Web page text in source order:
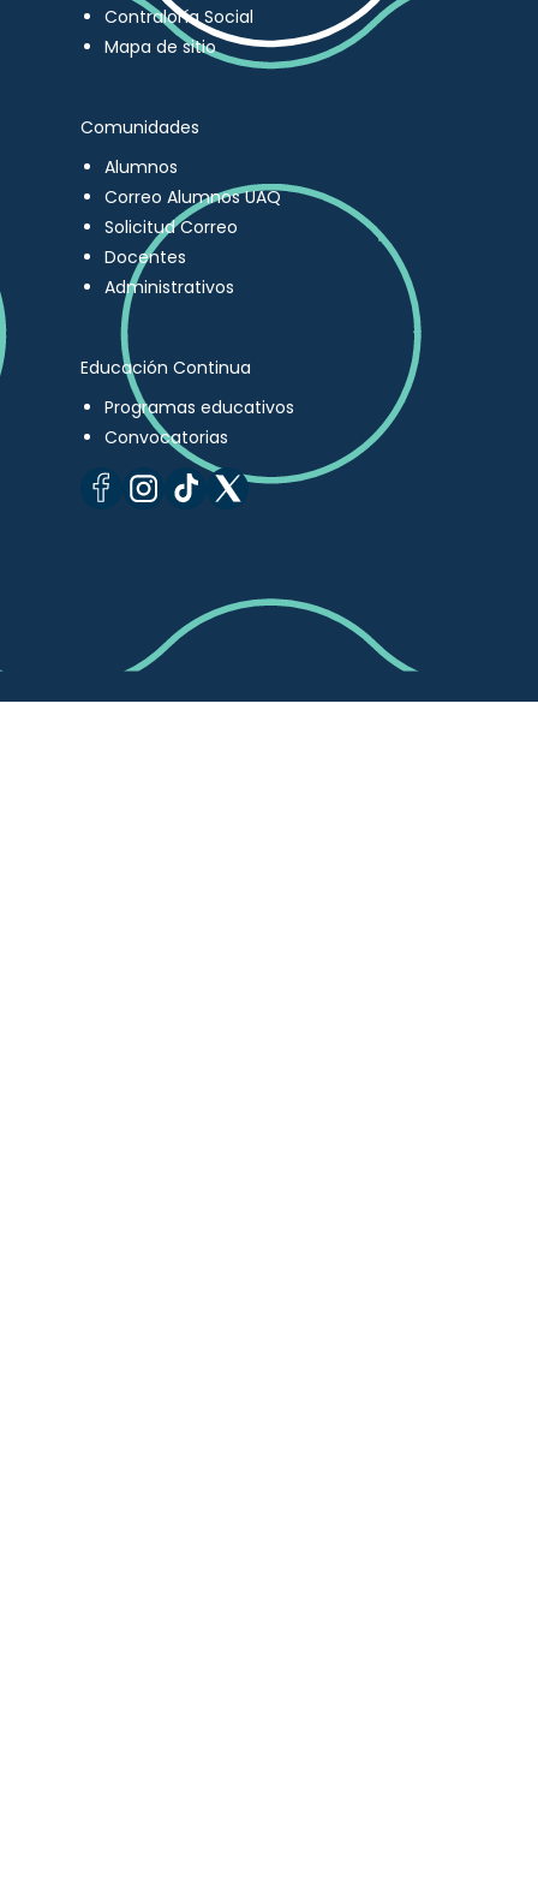
Contraloría Social
Mapa de sitio
Comunidades
Alumnos
Correo Alumnos UAQ
Solicitud Correo
Docentes
Administrativos
Educación Continua
Programas educativos
Convocatorias